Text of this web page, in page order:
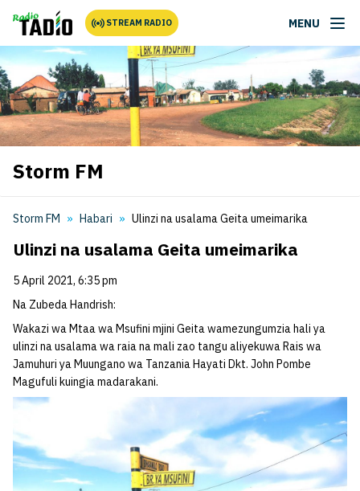
STREAM RADIO MENU
Storm FM
Storm FM Habari Ulinzi na usalama Geita umeimarika
Ulinzi na usalama Geita umeimarika
5 April 2021, 6:35 pm
Na Zubeda Handrish:
Wakazi wa Mtaa wa Msufini mjini Geita wamezungumzia hali ya
ulinzi na usalama wa raia na mali zao tangu aliyekuwa Rais wa
Jamuhuri ya Muungano wa Tanzania Hayati Dkt. John Pombe
Magufuli kuingia madarakani.